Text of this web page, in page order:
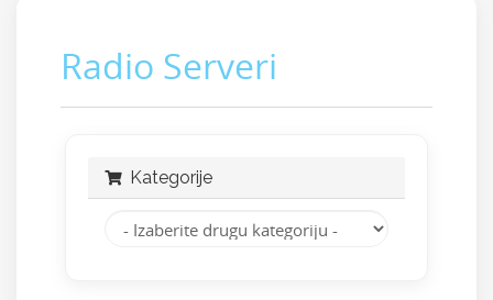
Radio Serveri
Kategorije